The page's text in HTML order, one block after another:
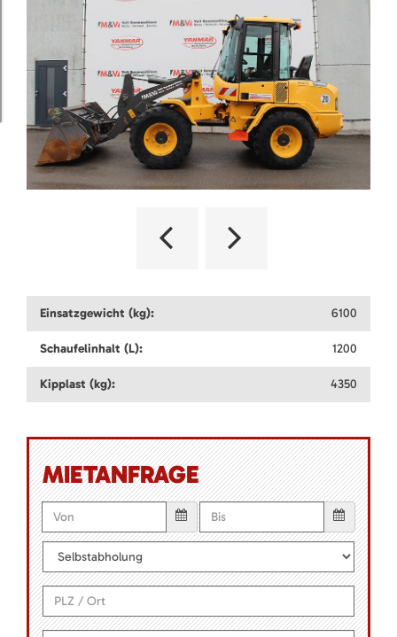
Einsatzgewicht (kg): 6100
Schaufelinhalt (L): 1200
Kipplast (kg): 4350
MIETANFRAGE